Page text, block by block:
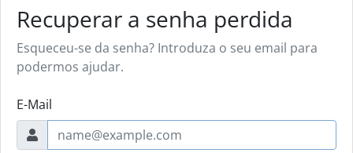
Recuperar a senha perdida
Esqueceu-se da senha? Introduza o seu email para
podermos ajudar.
E-Mail